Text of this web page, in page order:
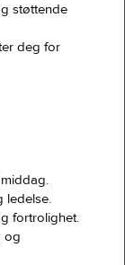
støttende
deg for
ledelse.​
fortrolighet.​
og